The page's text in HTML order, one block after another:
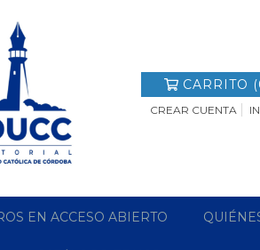
CARRITO (
CREAR CUENTA
EN ACCESO ABIERTO